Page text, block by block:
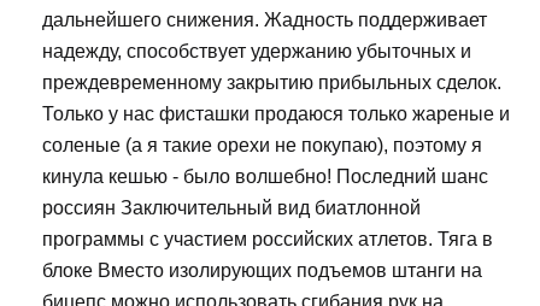
дальнейшего снижения. Жадность поддерживает
надежду, способствует удержанию убыточных и
преждевременному закрытию прибыльных сделок.
Только у нас фисташки продаюся только жареные и
соленые (а я такие орехи не покупаю), поэтому я
кинула кешью - было волшебно! Последний шанс
россиян Заключительный вид биатлонной
программы с участием российских атлетов. Тяга в
блоке Вместо изолирующих подъемов штанги на
бицепс можно использовать сгибания рук на